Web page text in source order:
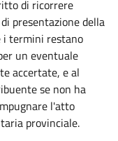
di ricorrere
presentazione della
i termini restano
un eventuale
accertate, e al
se non ha
l'atto
provinciale.